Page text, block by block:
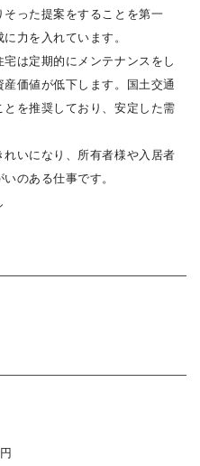
った提案をすることを第一
力を入れています。
は定期的にメンテナンスをし
価値が低下します。国土交通
を推奨しており、安定した需
いになり、所有者様や入居者
のある仕事です。